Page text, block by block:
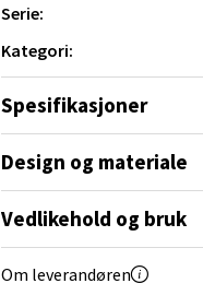
Serie:
Kategori:
Spesifikasjoner
Design og materiale
Vedlikehold og bruk
Om leverandøren
Velg
Velg